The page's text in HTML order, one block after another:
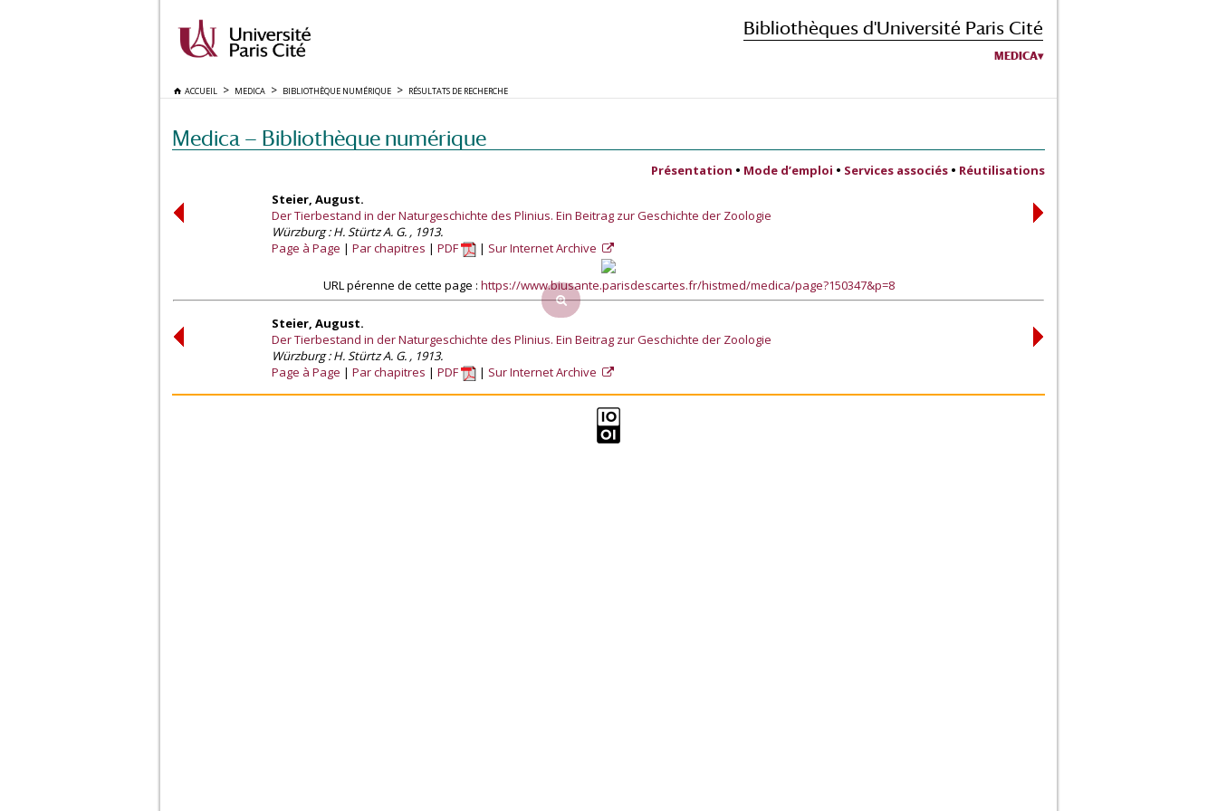
Bibliothèques d'Université Paris Cité
MEDICA
ACCUEIL MEDICA BIBLIOTHÈQUE NUMÉRIQUE RÉSULTATS DE RECHERCHE
Medica — Bibliothèque numérique
Présentation • Mode d’emploi • Services associés • Réutilisations
Steier, August.
Der Tierbestand in der Naturgeschichte des Plinius. Ein Beitrag zur Geschichte der Zoologie
Würzburg : H. Stürtz A. G. , 1913.
Page à Page
Par chapitres PDF Sur Internet Archive
URL pérenne de cette page : https://www.biusante.parisdescartes.fr/histmed/medica/page?150347&p=8
Steier, August.
Der Tierbestand in der Naturgeschichte des Plinius. Ein Beitrag zur Geschichte der Zoologie
Würzburg : H. Stürtz A. G. , 1913.
Page à Page
Par chapitres PDF Sur Internet Archive